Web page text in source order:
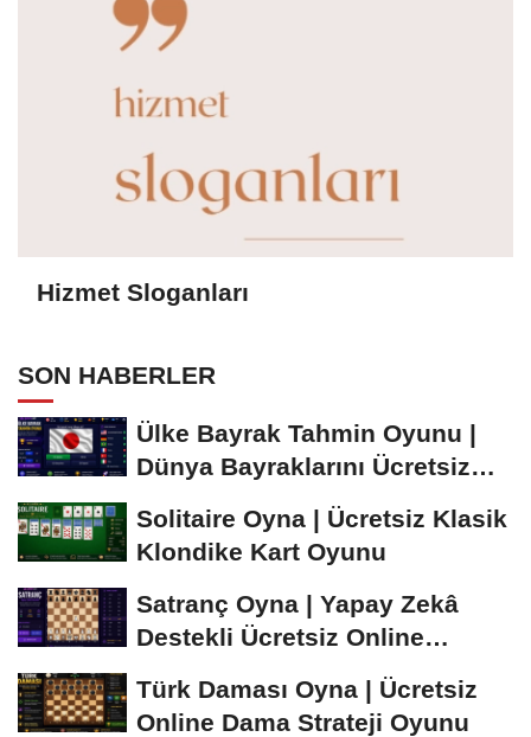
Hizmet Sloganları
SON HABERLER
Ülke Bayrak Tahmin Oyunu |
Dünya Bayraklarını Ücretsiz
Solitaire Oyna | Ücretsiz Klasik
Klondike Kart Oyunu
Satranç Oyna | Yapay Zekâ
Destekli Ücretsiz Online
Türk Daması Oyna | Ücretsiz
Online Dama Strateji Oyunu